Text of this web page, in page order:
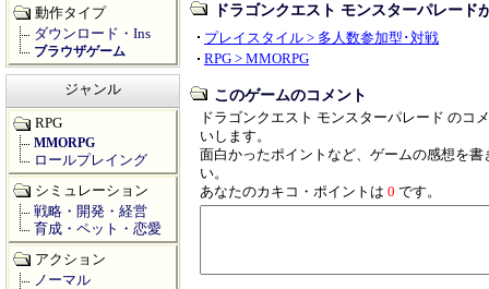
ドラゴンクエスト モンスターパレード
プレイスタイル > 多人数参加型･対戦
RPG > MMORPG
このゲームのコメント
ドラゴンクエスト モンスターパレード のコ
いします。
面白かったポイントなど、ゲームの感想を書
い。
あなたのカキコ・ポイントは 0 です。
動作タイプ
ダウンロード・Ins
ブラウザゲーム
ジャンル
RPG
MMORPG
ロールプレイング
シミュレーション
戦略・開発・経営
育成・ペット・恋愛
アクション
ノーマル